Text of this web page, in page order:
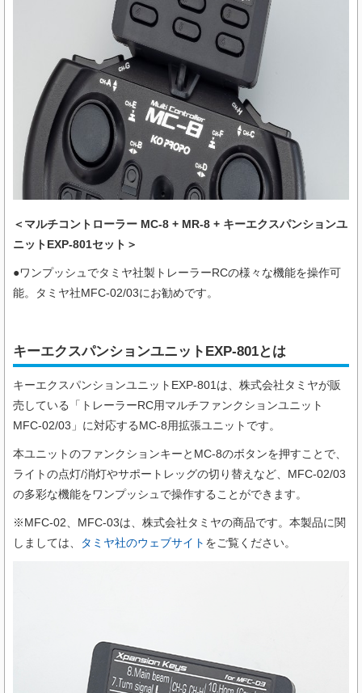
＜マルチコントローラー MC-8 + MR-8 + キーエクスパンションユ
ニットEXP-801セット＞
●ワンプッシュでタミヤ社製トレーラーRCの様々な機能を操作可
能。タミヤ社MFC-02/03にお勧めです。
キーエクスパンションユニットEXP-801とは
キーエクスパンションユニットEXP-801は、株式会社タミヤが販
売している「トレーラーRC用マルチファンクションユニット
MFC-02/03」に対応するMC-8用拡張ユニットです。
本ユニットのファンクションキーとMC-8のボタンを押すことで、
ライトの点灯/消灯やサポートレッグの切り替えなど、MFC-02/03
の多彩な機能をワンプッシュで操作することができます。
※MFC-02、MFC-03は、株式会社タミヤの商品です。本製品に関
しましては、
タミヤ社のウェブサイト をご覧ください。